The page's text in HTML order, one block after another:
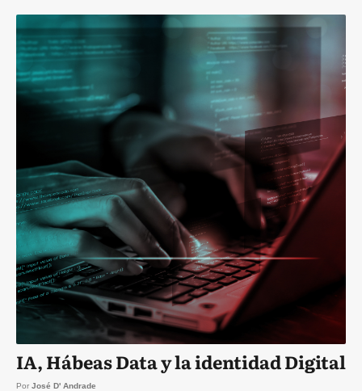
IA, Hábeas Data y la identidad Digital
Por José D' Andrade